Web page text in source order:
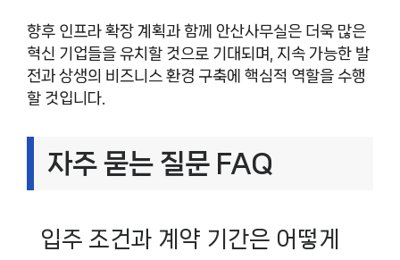
향후 인프라 확장 계획과 함께 안산사무실은 더욱 많은
혁신 기업들을 유치할 것으로 기대되며, 지속 가능한 발
전과 상생의 비즈니스 환경 구축에 핵심적 역할을 수행
할 것입니다.
자주 묻는 질문 FAQ
입주 조건과 계약 기간은 어떻게